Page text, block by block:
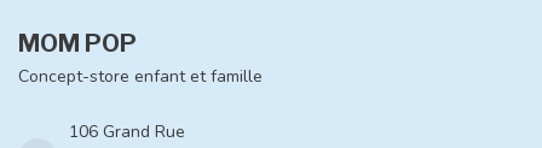
MOM POP
Concept-store enfant et famille
106 Grand Rue